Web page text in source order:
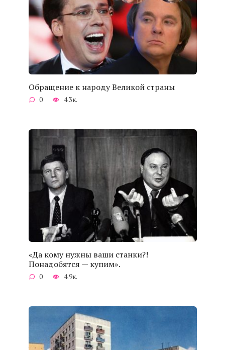
Обращение к народу Великой страны
0 4.3к.
«Да кому нужны ваши станки?!
Понадобятся — купим».
0 4.9к.